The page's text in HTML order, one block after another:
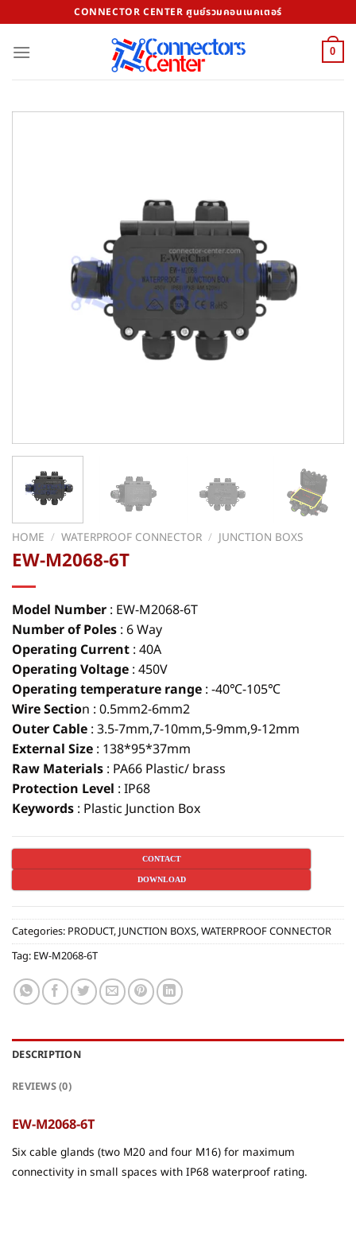
to
content
CONNECTOR CENTER ศูนย์รวมคอนเนคเตอร์
0
HOME / WATERPROOF CONNECTOR / JUNCTION BOXS
EW-M2068-6T
Model Number : EW-M2068-6T
Number of Poles : 6 Way
Operating Current : 40A
Operating Voltage : 450V
Operating temperature range : -40℃-105℃
Wire Section : 0.5mm2-6mm2
Outer Cable : 3.5-7mm,7-10mm,5-9mm,9-12mm
External Size : 138*95*37mm
Raw Materials : PA66 Plastic/ brass
Protection Level : IP68
Keywords : Plastic Junction Box
CONTACT
DOWNLOAD
Categories: PRODUCT,JUNCTION BOXS,WATERPROOF CONNECTOR
Tag: EW-M2068-6T
DESCRIPTION
REVIEWS (0)
EW-M2068-6T
Six cable glands (two M20 and four M16) for maximum
connectivity in small spaces with IP68 waterproof rating.